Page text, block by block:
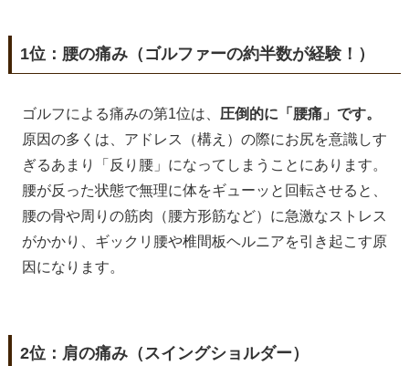
1位：腰の痛み（ゴルファーの約半数が経験！）
ゴルフによる痛みの第1位は、 圧倒的に「腰痛」 です。
原因の多くは、アドレス（構え）の際にお尻を意識しす
ぎるあまり「反り腰」になってしまうことにあります。
腰が反った状態で無理に体をギューッと回転させると、
腰の骨や周りの筋肉（腰方形筋など）に急激なストレス
がかかり、ギックリ腰や椎間板ヘルニアを引き起こす原
因になります。
2位：肩の痛み（スイングショルダー）